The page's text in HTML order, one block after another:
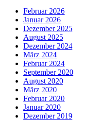
Februar 2026
Januar 2026
Dezember 2025
August 2025
Dezember 2024
März 2024
Februar 2024
September 2020
August 2020
März 2020
Februar 2020
Januar 2020
Dezember 2019